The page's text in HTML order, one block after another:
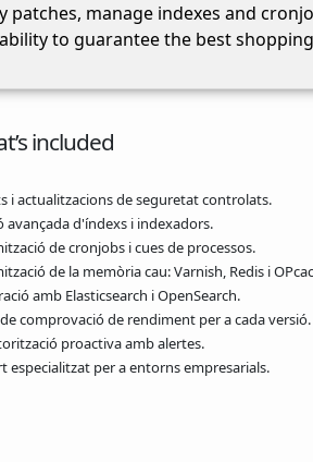
patches, manage indexes and
to guarantee the best
included
i actualitzacions de seguretat controlats.
avançada d'índexs i indexadors.
de cronjobs i cues de processos.
de la memòria cau: Varnish, Redis i
amb Elasticsearch i OpenSearch.
comprovació de rendiment per a cada versió.
proactiva amb alertes.
especialitzat per a entorns empresarials.